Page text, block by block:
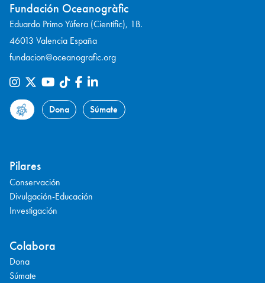
Fundación Oceanogràfic
Eduardo Primo Yúfera (Científic), 1B.
46013 Valencia España
fundacion@oceanografic.org
Dona Súmate
Pilares
Conservación
Divulgación-Educación
Investigación
Colabora
Dona
Súmate